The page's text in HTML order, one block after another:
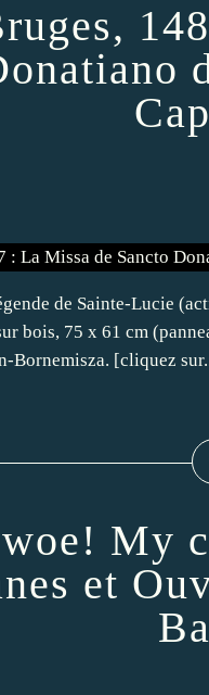
de Sainte-Lucie
bois, 75 x 61 cm
Bornemisza. [cliquez
My
et